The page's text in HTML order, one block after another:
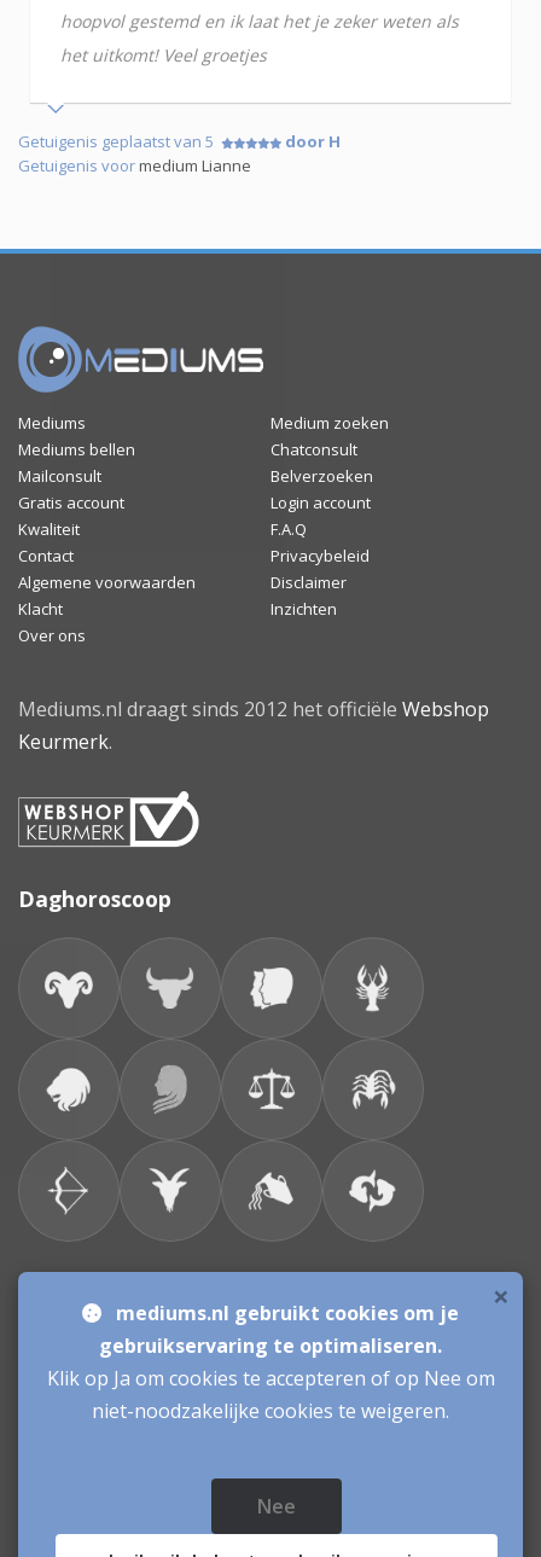
hoopvol gestemd en ik laat het je zeker weten als
het uitkomt! Veel groetjes
Getuigenis geplaatst van 5
door H
Getuigenis voormedium Lianne
Mediums
Medium zoeken
Mediums bellen
Chatconsult
Mailconsult
Belverzoeken
Gratis account
Login account
Kwaliteit
F.A.Q
Contact
Privacybeleid
Algemene voorwaarden
Disclaimer
Klacht
Inzichten
Over ons
Mediums.nl draagt sinds 2012 het officiële Webshop
Keurmerk.
Daghoroscoop
Consulenten
Vacatures Mediums
Werken als Medium
© sinds 2006 - 2026
×
mediums.nl gebruikt cookies om je
gebruikservaring te optimaliseren.
Klik op Ja om cookies te accepteren of op Nee om
niet-noodzakelijke cookies te weigeren.
Nee